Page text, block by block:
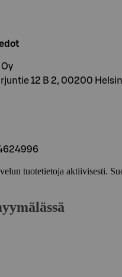
12 B 2, 00200
tuotetietoja aktiivisesti.